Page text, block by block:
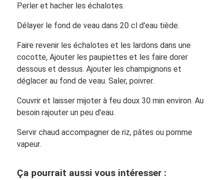
Perler et hacher les échalotes.
Délayer le fond de veau dans 20 cl d'eau tiède.
Faire revenir les échalotes et les lardons dans une
cocotte, Ajouter les paupiettes et les faire dorer
dessous et dessus. Ajouter les champignons et
déglacer au fond de veau. Saler, poivrer.
Couvrir et laisser mijoter à feu doux 30 min environ. Au
besoin rajouter un peu d'eau.
Servir chaud accompagner de riz, pâtes ou pomme
vapeur.
Ça pourrait aussi vous intéresser :